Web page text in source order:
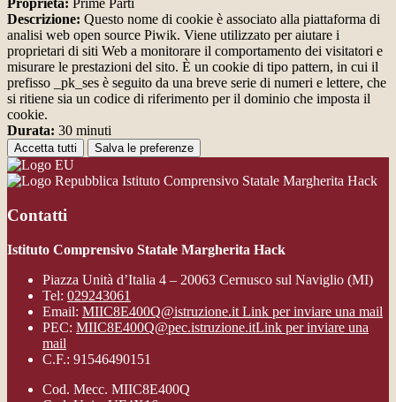
Proprieta: Prime Parti
Descrizione: Questo nome di cookie è associato alla piattaforma di
analisi web open source Piwik. Viene utilizzato per aiutare i
proprietari di siti Web a monitorare il comportamento dei visitatori e
misurare le prestazioni del sito. È un cookie di tipo pattern, in cui il
prefisso _pk_ses è seguito da una breve serie di numeri e lettere, che
si ritiene sia un codice di riferimento per il dominio che imposta il
cookie.
Durata: 30 minuti
Accetta tutti Salva le preferenze
Istituto Comprensivo Statale Margherita Hack
Contatti
Istituto Comprensivo Statale Margherita Hack
Piazza Unità d’Italia 4 – 20063 Cernusco sul Naviglio (MI)
Tel: 029243061
Email: MIIC8E400Q@istruzione.it Link per inviare una mail
PEC: MIIC8E400Q@pec.istruzione.itLink per inviare una
mail
C.F.: 91546490151
Cod. Mecc. MIIC8E400Q